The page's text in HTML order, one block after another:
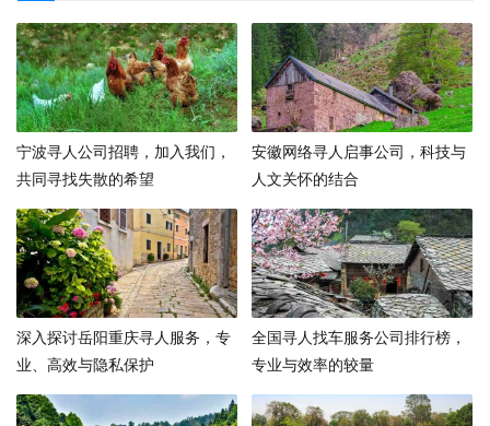
宁波寻人公司招聘，加入我们，
共同寻找失散的希望
安徽网络寻人启事公司，科技与
人文关怀的结合
深入探讨岳阳重庆寻人服务，专
业、高效与隐私保护
全国寻人找车服务公司排行榜，
专业与效率的较量